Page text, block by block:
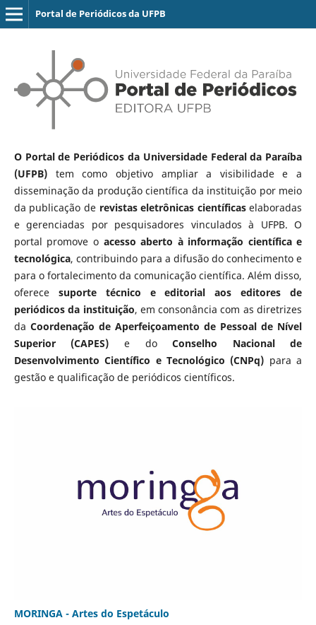
Portal de Periódicos da UFPB
O Portal de Periódicos da Universidade Federal da Paraíba
(UFPB)tem como objetivo ampliar a visibilidade e a
disseminação da produção científica da instituição por meio
da publicação de revistas eletrônicas científicaselaboradas
e gerenciadas por pesquisadores vinculados à UFPB. O
portal promove o acesso aberto à informação científica e
tecnológica, contribuindo para a difusão do conhecimento e
para o fortalecimento da comunicação científica. Além disso,
oferece suporte técnico e editorial aos editores de
periódicos da instituição, em consonância com as diretrizes
da Coordenação de Aperfeiçoamento de Pessoal de Nível
Superior (CAPES) e doConselho Nacional de
Desenvolvimento Científico e Tecnológico (CNPq) para a
gestão e qualificação de periódicos científicos.
MORINGA - Artes do Espetáculo